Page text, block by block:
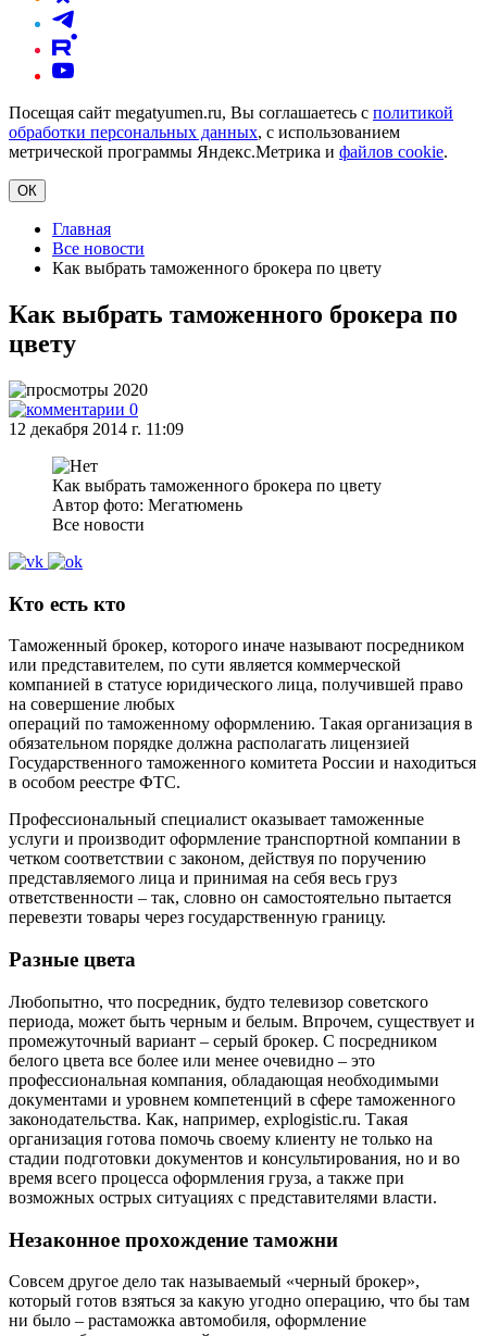
Посещая сайт megatyumen.ru, Вы соглашаетесь с политикой
обработки персональных данных, с использованием
метрической программы Яндекс.Метрика и файлов cookie.
ОК
Главная
Все новости
Как выбрать таможенного брокера по цвету
Как выбрать таможенного брокера по
цвету
2020
0
12 декабря 2014 г. 11:09
Как выбрать таможенного брокера по цвету
Автор фото: Мегатюмень
Все новости
Кто есть кто
Таможенный брокер, которого иначе называют посредником
или представителем, по сути является коммерческой
компанией в статусе юридического лица, получившей право
на совершение любых
операций по таможенному оформлению. Такая организация в
обязательном порядке должна располагать лицензией
Государственного таможенного комитета России и находиться
в особом реестре ФТС.
Профессиональный специалист оказывает таможенные
услуги и производит оформление транспортной компании в
четком соответствии с законом, действуя по поручению
представляемого лица и принимая на себя весь груз
ответственности – так, словно он самостоятельно пытается
перевезти товары через государственную границу.
Разные цвета
Любопытно, что посредник, будто телевизор советского
периода, может быть черным и белым. Впрочем, существует и
промежуточный вариант – серый брокер. С посредником
белого цвета все более или менее очевидно – это
профессиональная компания, обладающая необходимыми
документами и уровнем компетенций в сфере таможенного
законодательства. Как, например, explogistic.ru. Такая
организация готова помочь своему клиенту не только на
стадии подготовки документов и консультирования, но и во
время всего процесса оформления груза, а также при
возможных острых ситуациях с представителями власти.
Незаконное прохождение таможни
Совсем другое дело так называемый «черный брокер»,
который готов взяться за какую угодно операцию, что бы там
ни было – растаможка автомобиля, оформление